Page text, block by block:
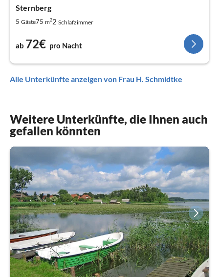
Sternberg
5 Gäste75 m22 Schlafzimmer
ab 72€ pro Nacht
Alle Unterkünfte anzeigen von Frau H. Schmidtke
Weitere Unterkünfte, die Ihnen auch
gefallen könnten